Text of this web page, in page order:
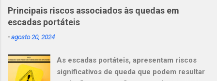
produtivos, graças à amplitude de
movimentos de 360 graus ao trabalhar em
com degrau apenas de um lado, escadas
com pódio e escadas com plataforma.
Principais riscos associados às quedas em
escadas portáteis
-agosto 20, 2024
As escadas portáteis, apresentam riscos
significativos de queda que podem resultar